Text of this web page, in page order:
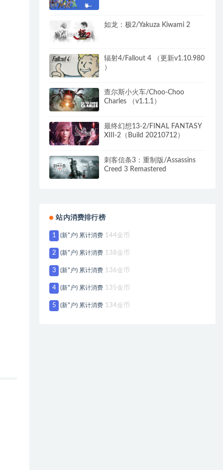
如龙：极2/Yakuza Kiwami 2
辐射4/Fallout 4 （更新v1.10.980
）
查尔斯小火车/Choo-Choo
Charles （v1.1.1）
最终幻想13-2/FINAL FANTASY
XIII-2（Build 20210712）
刺客信条3：重制版/Assassins
Creed 3 Remastered
站内消费排行榜
1 (新*户) 累计消费 144金币
2 (新*户) 累计消费 138金币
3 (新*户) 累计消费 136金币
4 (新*户) 累计消费 135金币
5 (新*户) 累计消费 134金币